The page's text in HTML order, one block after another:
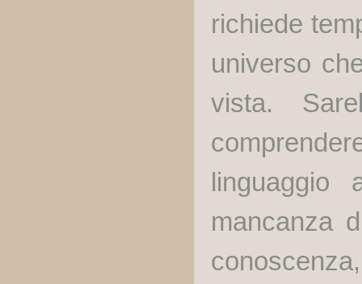
richiede
universo
vista.
linguaggio
mancanza